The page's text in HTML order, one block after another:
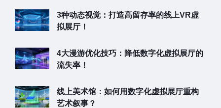
3种动态视觉：打造高留存率的线上VR虚
拟展厅！
4大漫游优化技巧：降低数字化虚拟展厅的
流失率！
线上美术馆：如何用数字化虚拟展厅重构
艺术叙事？